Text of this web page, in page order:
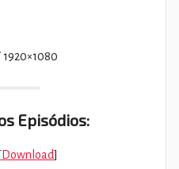
1920×1080
Episódios:
Download]